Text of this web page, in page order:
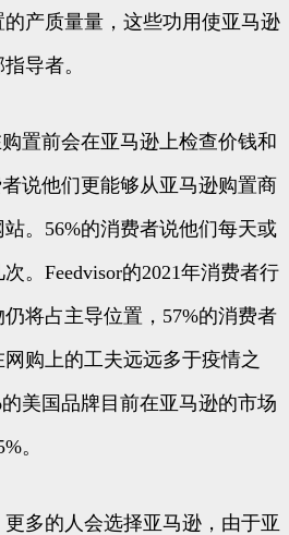
产质量量，这些功用使亚马逊
导者。
置前会在亚马逊上检查价钱和
说他们更能够从亚马逊购置商
。56%的消费者说他们每天或
。Feedvisor的2021年消费者行
将占主导位置，57%的消费者
购上的工夫远远多于疫情之
美国品牌目前在亚马逊的市场
。
多的人会选择亚马逊，由于亚